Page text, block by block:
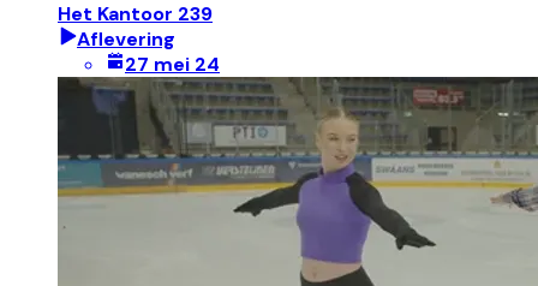
Het Kantoor 239
Aflevering
27 mei 24